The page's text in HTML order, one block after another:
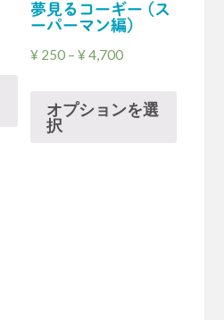
夢見るコーギー (ス
ーパーマン編)
¥250– ¥4,700
オプションを選
択